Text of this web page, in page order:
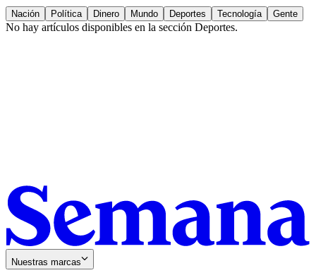
Nación Política Dinero Mundo Deportes Tecnología Gente
No hay artículos disponibles en la sección Deportes.
Nuestras marcas